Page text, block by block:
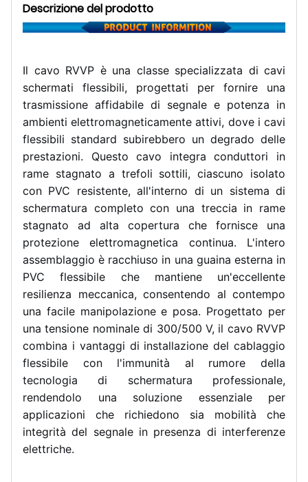
Descrizione del prodotto
Il cavo RVVP è una classe specializzata di cavi
schermati flessibili, progettati per fornire una
trasmissione affidabile di segnale e potenza in
ambienti elettromagneticamente attivi, dove i cavi
flessibili standard subirebbero un degrado delle
prestazioni. Questo cavo integra conduttori in
rame stagnato a trefoli sottili, ciascuno isolato
con PVC resistente, all'interno di un sistema di
schermatura completo con una treccia in rame
stagnato ad alta copertura che fornisce una
protezione elettromagnetica continua. L'intero
assemblaggio è racchiuso in una guaina esterna in
PVC flessibile che mantiene un'eccellente
resilienza meccanica, consentendo al contempo
una facile manipolazione e posa. Progettato per
una tensione nominale di 300/500 V, il cavo RVVP
combina i vantaggi di installazione del cablaggio
flessibile con l'immunità al rumore della
tecnologia di schermatura professionale,
rendendolo una soluzione essenziale per
applicazioni che richiedono sia mobilità che
integrità del segnale in presenza di interferenze
elettriche.